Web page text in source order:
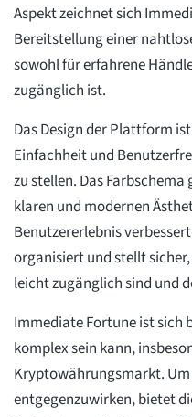
Aspekt zeichnet sich
Bereitstellung einer
sowohl für erfahrene
zugänglich ist.
Das Design der Plattform
Einfachheit und
zu stellen. Das
klaren und modernen
Benutzererlebnis
organisiert und stellt
leicht zugänglich sind und
Immediate Fortune ist sich
komplex sein kann,
Kryptowährungsmarkt.
entgegenzuwirken, bietet